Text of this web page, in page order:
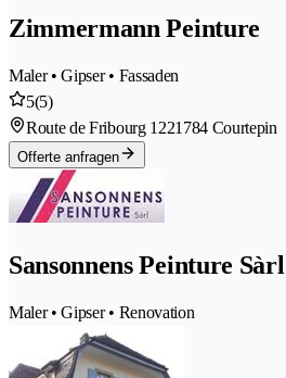
Zimmermann Peinture
Maler • Gipser • Fassaden
5(5)
Route de Fribourg 1221784 Courtepin
Offerte anfragen
Sansonnens Peinture Sàrl
Maler • Gipser • Renovation